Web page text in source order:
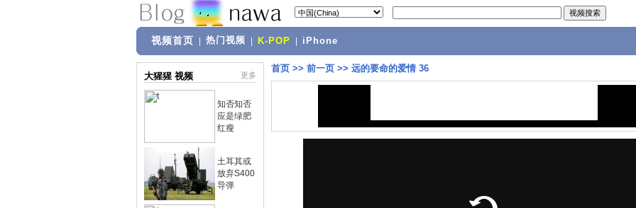
视频首页 热门视频 K-POP iPhone
大猩猩 视频 更多
知否知否
应是绿肥
红瘦
土耳其或
放弃S400
导弹
首页 >> 前一页 >> 远的要命的爱情 36